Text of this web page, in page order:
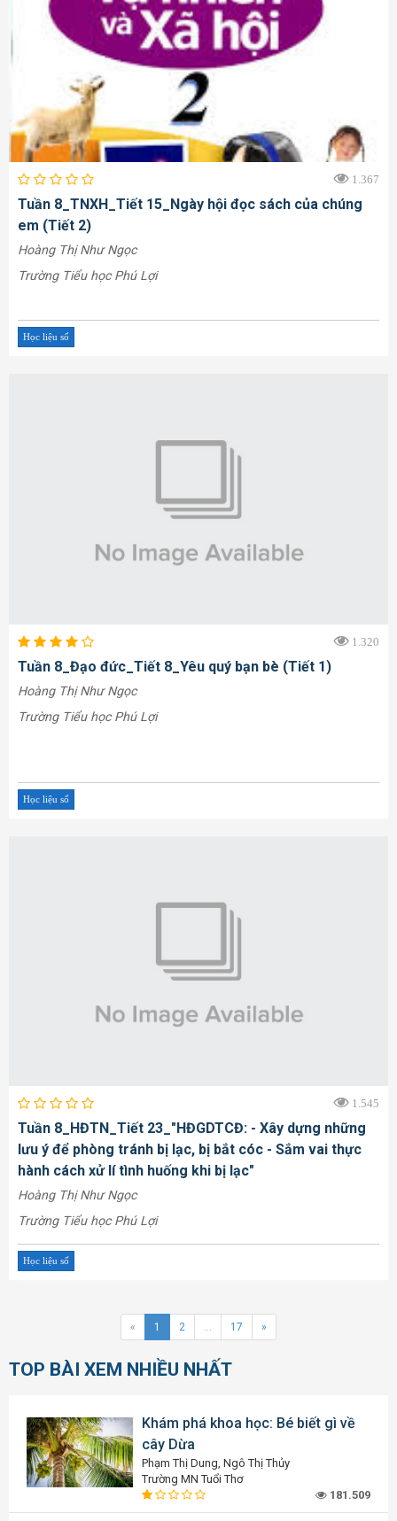
1.367
Tuần 8_TNXH_Tiết 15_Ngày hội đọc sách của chúng
em (Tiết 2)
Hoàng Thị Như Ngọc
Trường Tiểu học Phú Lợi
Học liệu số
1.320
Tuần 8_Đạo đức_Tiết 8_Yêu quý bạn bè (Tiết 1)
Hoàng Thị Như Ngọc
Trường Tiểu học Phú Lợi
Học liệu số
1.545
Tuần 8_HĐTN_Tiết 23_"HĐGDTCĐ: - Xây dựng những
lưu ý để phòng tránh bị lạc, bị bắt cóc - Sắm vai thực
hành cách xử lí tình huống khi bị lạc"
Hoàng Thị Như Ngọc
Trường Tiểu học Phú Lợi
Học liệu số
« 1 2 ... 17 »
TOP BÀI XEM NHIỀU NHẤT
Khám phá khoa học: Bé biết gì về
cây Dừa
Phạm Thị Dung, Ngô Thị Thủy
Trường MN Tuổi Thơ
181.509